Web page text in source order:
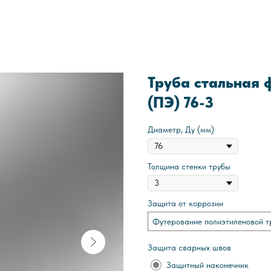
Труба стальная
(ПЭ) 76-3
Диаметр, Ду (мм)
Толщина стенки трубы
Защита от коррозии
Футерование полиэтиленовой
Защита сварных швов
Защитный наконечник